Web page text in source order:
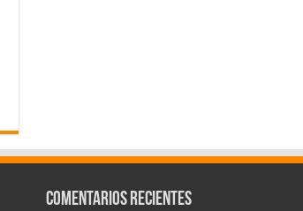
Comentarios Recientes